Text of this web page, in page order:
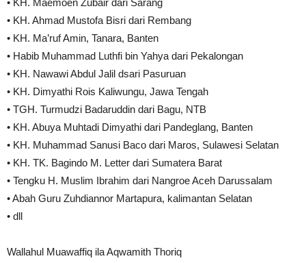
• KH. Maemoen Zubair dari Sarang
• KH. Ahmad Mustofa Bisri dari Rembang
• KH. Ma’ruf Amin, Tanara, Banten
• Habib Muhammad Luthfi bin Yahya dari Pekalongan
• KH. Nawawi Abdul Jalil dsari Pasuruan
• KH. Dimyathi Rois Kaliwungu, Jawa Tengah
• TGH. Turmudzi Badaruddin dari Bagu, NTB
• KH. Abuya Muhtadi Dimyathi dari Pandeglang, Banten
• KH. Muhammad Sanusi Baco dari Maros, Sulawesi Selatan
• KH. TK. Bagindo M. Letter dari Sumatera Barat
• Tengku H. Muslim Ibrahim dari Nangroe Aceh Darussalam
• Abah Guru Zuhdiannor Martapura, kalimantan Selatan
• dll
Wallahul Muawaffiq ila Aqwamith Thoriq